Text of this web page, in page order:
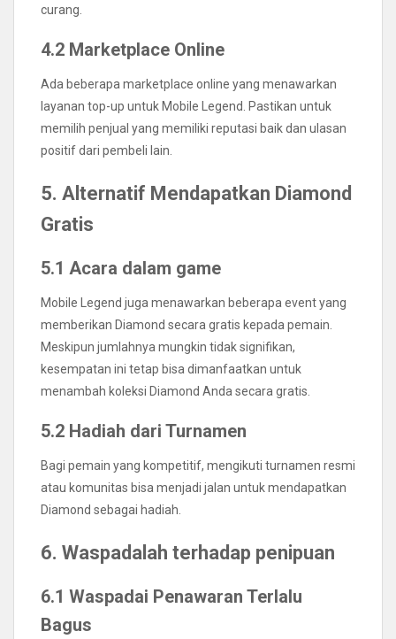
curang.
4.2 Marketplace Online
Ada beberapa marketplace online yang menawarkan
layanan top-up untuk Mobile Legend. Pastikan untuk
memilih penjual yang memiliki reputasi baik dan ulasan
positif dari pembeli lain.
5. Alternatif Mendapatkan Diamond
Gratis
5.1 Acara dalam game
Mobile Legend juga menawarkan beberapa event yang
memberikan Diamond secara gratis kepada pemain.
Meskipun jumlahnya mungkin tidak signifikan,
kesempatan ini tetap bisa dimanfaatkan untuk
menambah koleksi Diamond Anda secara gratis.
5.2 Hadiah dari Turnamen
Bagi pemain yang kompetitif, mengikuti turnamen resmi
atau komunitas bisa menjadi jalan untuk mendapatkan
Diamond sebagai hadiah.
6. Waspadalah terhadap penipuan
6.1 Waspadai Penawaran Terlalu
Bagus